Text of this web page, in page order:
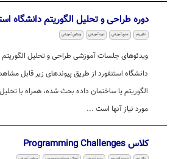
دوره طراحی و تحلیل الگوریتم دانشگاه
الگوریتم منبع آموزشی دوره آموزشی ویدئوی آموزشی
دانشگاه استنفورد از طریق پیوندهای زیر قابل
الگوریتم یا ساختمان داده بحث شده، همراه با تحلیل،
مورد نیاز آنها است ...
کلاس Programming Challenges